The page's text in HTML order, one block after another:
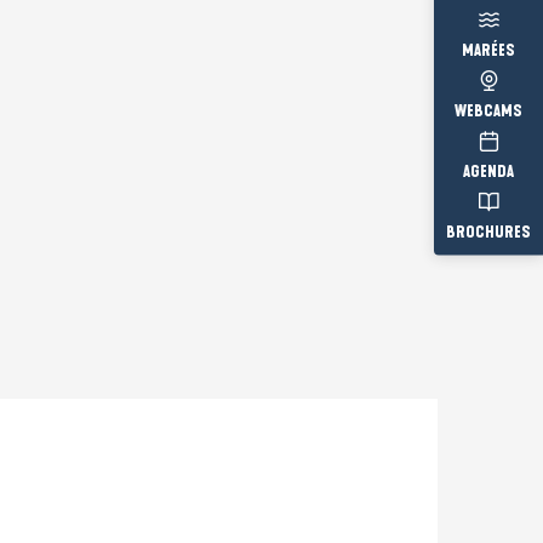
MARÉES
WEBCAMS
AGENDA
BROCHURES